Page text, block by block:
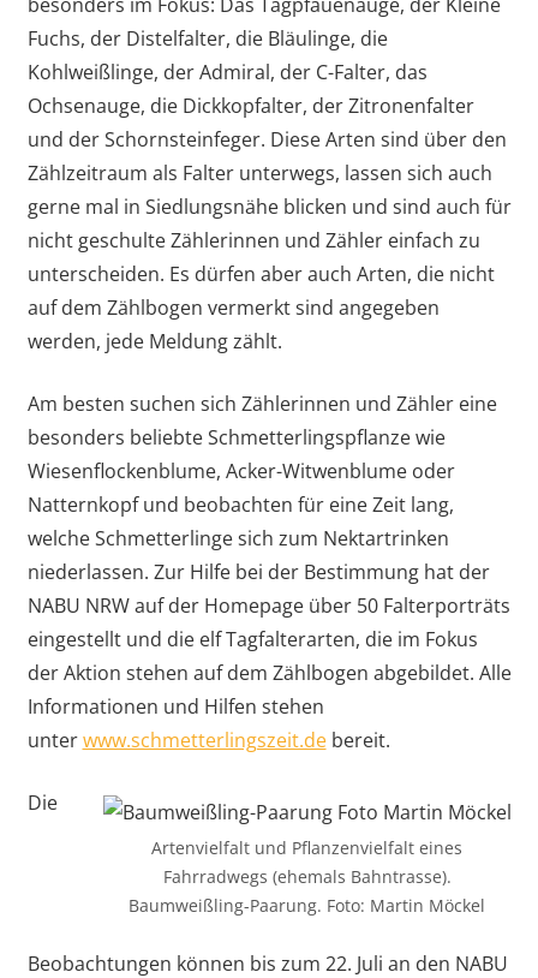
Fuchs, der Distelfalter, die Bläulinge, die
Kohlweißlinge, der Admiral, der C-Falter, das
Ochsenauge, die Dickkopfalter, der Zitronenfalter
und der Schornsteinfeger. Diese Arten sind über den
Zählzeitraum als Falter unterwegs, lassen sich auch
gerne mal in Siedlungsnähe blicken und sind auch für
nicht geschulte Zählerinnen und Zähler einfach zu
unterscheiden. Es dürfen aber auch Arten, die nicht
auf dem Zählbogen vermerkt sind angegeben
werden, jede Meldung zählt.
Am besten suchen sich Zählerinnen und Zähler eine
besonders beliebte Schmetterlingspflanze wie
Wiesenflockenblume, Acker-Witwenblume oder
Natternkopf und beobachten für eine Zeit lang,
welche Schmetterlinge sich zum Nektartrinken
niederlassen. Zur Hilfe bei der Bestimmung hat der
NABU NRW auf der Homepage über 50 Falterporträts
eingestellt und die elf Tagfalterarten, die im Fokus
der Aktion stehen auf dem Zählbogen abgebildet. Alle
Informationen und Hilfen stehen
unterwww.schmetterlingszeit.debereit.
Artenvielfalt und Pflanzenvielfalt eines
Fahrradwegs (ehemals Bahntrasse).
Baumweißling-Paarung. Foto: Martin Möckel
Die
Beobachtungen können bis zum 22. Juli an den NABU